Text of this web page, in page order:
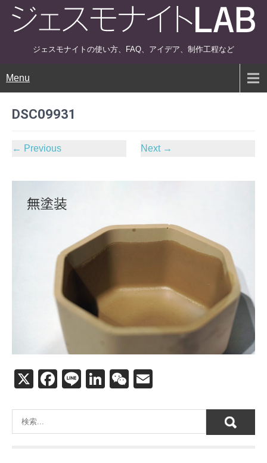
ジェスモナイトの使い方、FAQ、アイデア、制作工程など
Menu
DSC09931
← Previous Next →
X
F
c
e
Li
e
Li
k
e
W
C
h
ail